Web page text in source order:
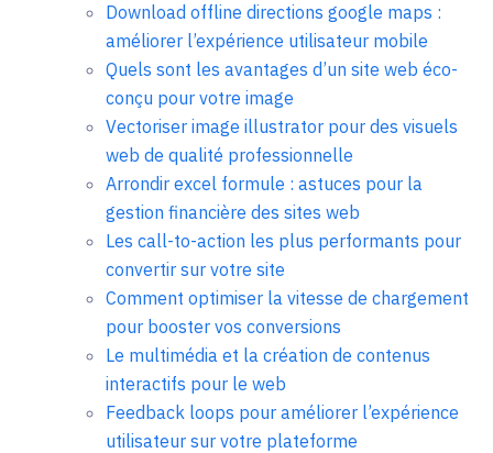
Download offline directions google maps :
améliorer l’expérience utilisateur mobile
Quels sont les avantages d’un site web éco-
conçu pour votre image
Vectoriser image illustrator pour des visuels
web de qualité professionnelle
Arrondir excel formule : astuces pour la
gestion financière des sites web
Les call-to-action les plus performants pour
convertir sur votre site
Comment optimiser la vitesse de chargement
pour booster vos conversions
Le multimédia et la création de contenus
interactifs pour le web
Feedback loops pour améliorer l’expérience
utilisateur sur votre plateforme